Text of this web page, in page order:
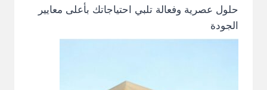
حلول عصرية وفعالة تلبي احتياجاتك بأعلى معايير
الجودة